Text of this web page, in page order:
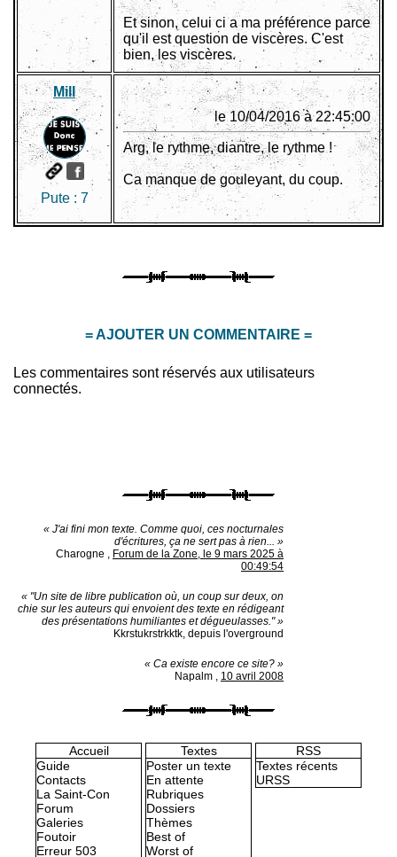
Et sinon, celui ci a ma préférence parce
qu'il est question de viscères. C'est
bien, les viscères.
Mill
Pute : 7
le 10/04/2016 à 22:45:00
Arg, le rythme, diantre, le rythme !
Ca manque de gouleyant, du coup.
= AJOUTER UN COMMENTAIRE =
Les commentaires sont réservés aux utilisateurs
connectés.
« J'ai fini mon texte. Comme quoi, ces nocturnales
d'écritures, ça ne sert pas à rien... »
Charogne , Forum de la Zone, le 9 mars 2025 à
00:49:54
« "Un site de libre publication où, un coup sur deux, on
chie sur les auteurs qui envoient des texte en rédigeant
des présentations humiliantes et dégueulasses." »
Kkrstukrstrkktk, depuis l'overground
« Ca existe encore ce site? »
Napalm , 10 avril 2008
Accueil
Guide
Contacts
La Saint-Con
Forum
Galeries
Foutoir
Erreur 503
Textes
Poster un texte
En attente
Rubriques
Dossiers
Thèmes
Best of
Worst of
RSS
Textes récents
URSS